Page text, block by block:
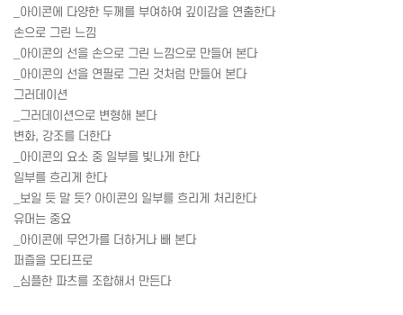
_아이콘에 다양한 두께를 부여하여 깊이감을 연출한다
손으로 그린 느낌
_아이콘의 선을 손으로 그린 느낌으로 만들어 본다
_아이콘의 선을 연필로 그린 것처럼 만들어 본다
그러데이션
_그러데이션으로 변형해 본다
변화, 강조를 더한다
_아이콘의 요소 중 일부를 빛나게 한다
일부를 흐리게 한다
_보일 듯 말 듯? 아이콘의 일부를 흐리게 처리한다
유머는 중요
_아이콘에 무언가를 더하거나 빼 본다
퍼즐을 모티프로
_심플한 파츠를 조합해서 만든다